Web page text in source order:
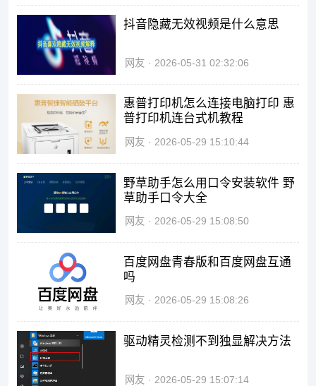
抖音隐藏无效视频是什么意思
网友 2026-05-31 02:32:06
惠普打印机怎么连接电脑打印 惠
普打印机连台式机教程
网友 2026-05-29 15:10:44
野草助手怎么用口令安装软件 野
草助手口令大全
网友 2026-05-29 15:08:50
百度网盘青春版和百度网盘互通
吗
网友 2026-05-29 15:08:26
驱动精灵检测不到独显解决方法
网友 2026-05-29 15:07:14